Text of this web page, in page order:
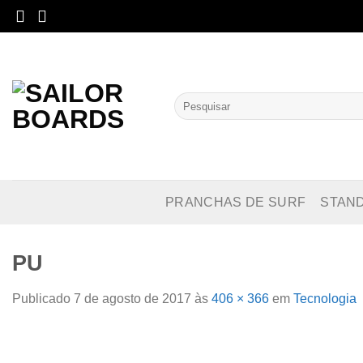
Skip
to
Pesquisar
por:
PRANCHAS DE SURF
PU
Publicado 7 de agosto de 2017 às 406 × 366 em Tecnologia